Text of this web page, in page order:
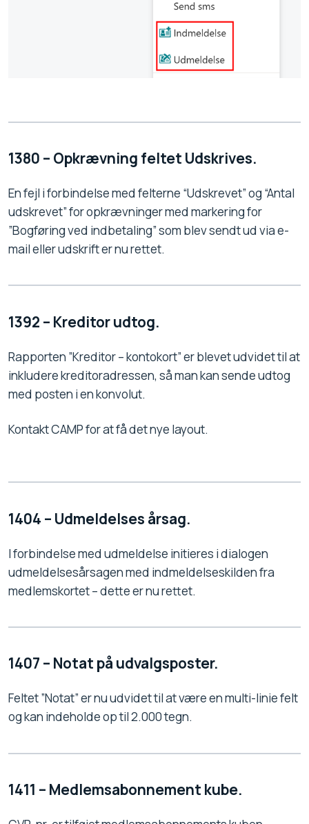
1380 – Opkrævning feltet Udskrives.
En fejl i forbindelse med felterne “Udskrevet” og “Antal
udskrevet” for opkrævninger med markering for
”Bogføring ved indbetaling” som blev sendt ud via e-
mail eller udskrift er nu rettet.
1392 – Kreditor udtog.
Rapporten ”Kreditor – kontokort” er blevet udvidet til at
inkludere kreditoradressen, så man kan sende udtog
med posten i en konvolut.
Kontakt CAMP for at få det nye layout.
1404 – Udmeldelses årsag.
I forbindelse med udmeldelse initieres i dialogen
udmeldelsesårsagen med indmeldelseskilden fra
medlemskortet – dette er nu rettet.
1407 – Notat på udvalgsposter.
Feltet ”Notat” er nu udvidet til at være en multi-linie felt
og kan indeholde op til 2.000 tegn.
1411 – Medlemsabonnement kube.